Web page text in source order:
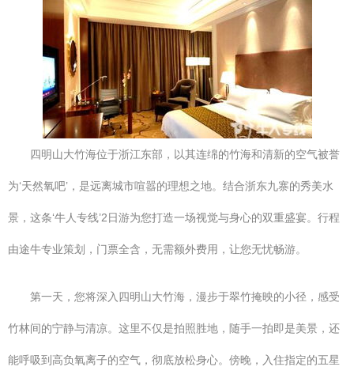
四明山大竹海位于浙江东部，以其连绵的竹海和清新的空气被誉
为‘天然氧吧’，是远离城市喧嚣的理想之地。结合浙东九寨的秀美水
景，这条‘牛人专线’2日游为您打造一场视觉与身心的双重盛宴。行程
由途牛专业策划，门票全含，无需额外费用，让您无忧畅游。
第一天，您将深入四明山大竹海，漫步于翠竹掩映的小径，感受
竹林间的宁静与清凉。这里不仅是拍照胜地，随手一拍即是美景，还
能呼吸到高负氧离子的空气，彻底放松身心。傍晚，入住指定的五星